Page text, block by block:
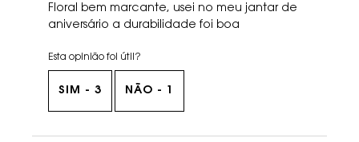
Floral bem marcante, usei no meu jantar de
aniversário a durabilidade foi boa
Esta opinião foi útil?
SIM - 3 NÃO - 1